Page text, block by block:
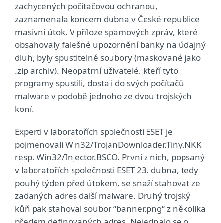
zachycených počítačovou ochranou,
zaznamenala koncem dubna v České republice
masivní útok. V příloze spamových zpráv, které
obsahovaly falešné upozornění banky na údajný
dluh, byly spustitelné soubory (maskované jako
.zip archiv). Neopatrní uživatelé, kteří tyto
programy spustili, dostali do svých počítačů
malware v podobě jednoho ze dvou trojských
koní.
Experti v laboratořích společnosti ESET je
pojmenovali Win32/TrojanDownloader.Tiny.NKK
resp. Win32/Injector.BSCO. První z nich, popsaný
v laboratořích společnosti ESET 23. dubna, tedy
pouhý týden před útokem, se snaží stahovat ze
zadaných adres další malware. Druhý trojský
kůň pak stahoval soubor “banner.png“ z několika